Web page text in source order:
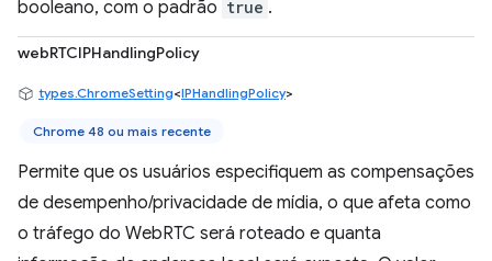
booleano, com o padrão true .
webRTCIPHandlingPolicy
types.ChromeSetting<IPHandlingPolicy>
Chrome 48 ou mais recente
Permite que os usuários especifiquem as compensações
de desempenho/privacidade de mídia, o que afeta como
o tráfego do WebRTC será roteado e quanta